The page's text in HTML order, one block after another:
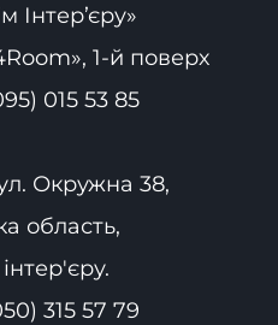
Інтер’єру»
1-й поверх
015 53 85
Окружна 38,
область,
315 57 79